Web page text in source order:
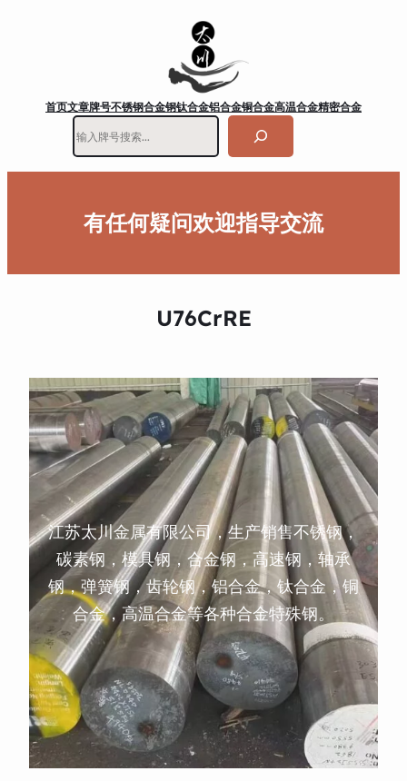
首页文章牌号不锈钢合金钢钛合金铝合金铜合金高温合金精密合金
有任何疑问欢迎指导交流
U76CrRE
江苏太川金属有限公司，生产销售不锈钢，
碳素钢，模具钢，合金钢，高速钢，轴承
钢，弹簧钢，齿轮钢，铝合金，钛合金，铜
合金，高温合金等各种合金特殊钢。